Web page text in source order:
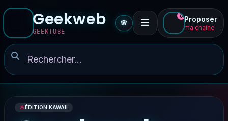
Geekweb
GEEKTUBE
🌸
0 Proposer
ma chaîne
🌸ÉDITION KAWAII